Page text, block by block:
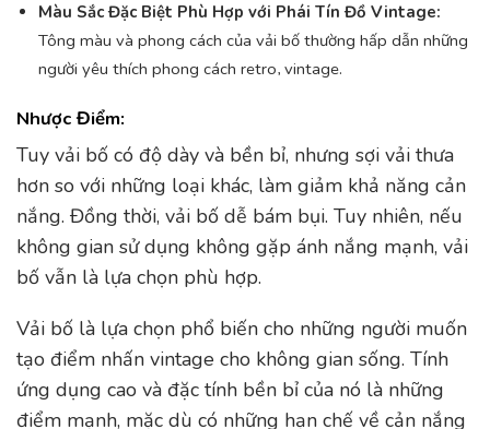
Màu Sắc Đặc Biệt Phù Hợp với Phái Tín Đồ Vintage:
Tông màu và phong cách của vải bố thường hấp dẫn những
người yêu thích phong cách retro, vintage.
Nhược Điểm:
Tuy vải bố có độ dày và bền bỉ, nhưng sợi vải thưa
hơn so với những loại khác, làm giảm khả năng cản
nắng. Đồng thời, vải bố dễ bám bụi. Tuy nhiên, nếu
không gian sử dụng không gặp ánh nắng mạnh, vải
bố vẫn là lựa chọn phù hợp.
Vải bố là lựa chọn phổ biến cho những người muốn
tạo điểm nhấn vintage cho không gian sống. Tính
ứng dụng cao và đặc tính bền bỉ của nó là những
điểm mạnh, mặc dù có những hạn chế về cản nắng